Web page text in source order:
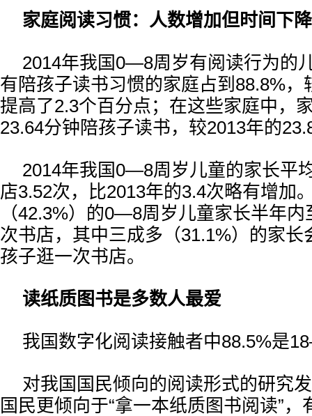
家庭阅读习惯：人数增加但时间下降
2014年我国0—8周岁有阅读行为的
有陪孩子读书习惯的家庭占到88.8%，
提高了2.3个百分点；在这些家庭中，
23.64分钟陪孩子读书，较2013年的
2014年我国0—8周岁儿童的家长平
店3.52次，比2013年的3.4次略有增加
（42.3%）的0—8周岁儿童家长半年
次书店，其中三成多（31.1%）的家
孩子逛一次书店。
读纸质图书是多数人最爱
我国数字化阅读接触者中88.5%是
对我国国民倾向的阅读形式的研究
国民更倾向于“拿一本纸质图书阅读”，